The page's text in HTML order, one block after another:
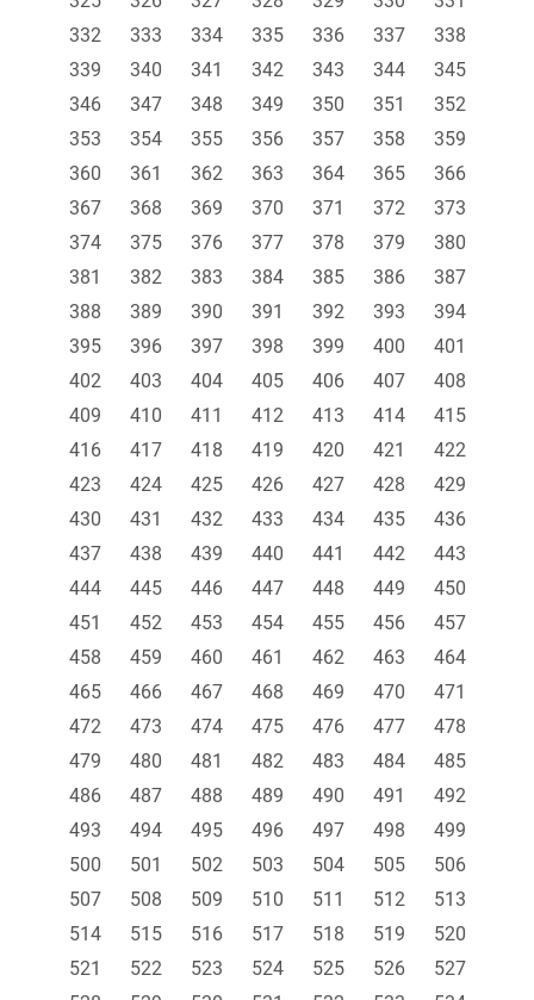
332
333 334 335 336 337
338
339
340 341 342 343 344
345
346
347 348 349 350 351
352
353
354 355 356 357 358
359
360
361 362 363 364 365
366
367
368 369 370 371 372
373
374
375 376 377 378 379
380
381
382 383 384 385 386
387
388
389 390 391 392 393
394
395
396 397 398 399 400
401
402
403 404 405 406 407
408
409
410 411 412 413 414
415
416
417 418 419 420 421
422
423
424 425 426 427 428
429
430
431 432 433 434 435
436
437
438 439 440 441 442
443
444
445 446 447 448 449
450
451
452 453 454 455 456
457
458
459 460 461 462 463
464
465
466 467 468 469 470
471
472
473 474 475 476 477
478
479
480 481 482 483 484
485
486
487 488 489 490 491
492
493
494 495 496 497 498
499
500
501 502 503 504 505
506
507
508 509 510 511 512
513
514
515 516 517 518 519
520
521
522 523 524 525 526
527